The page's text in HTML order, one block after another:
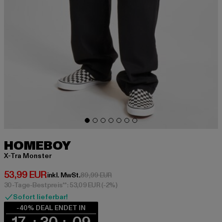
HOMEBOY
X-Tra Monster
53,99 EUR
Derzeitiger Preis: 53,99 EUR
inkl. MwSt.89,99 EURAktionspreis: 89,99 EUR
30-Tage-Bestpreis**: 53,09 EUR(-2%)
Sofort lieferbar!
-40% DEAL ENDET IN